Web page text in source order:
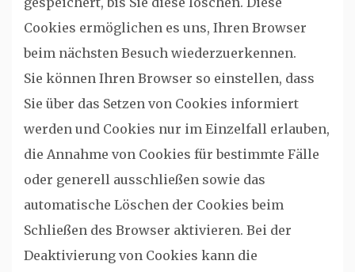
Cookies ermöglichen es uns, Ihren Browser
beim nächsten Besuch wiederzuerkennen.
Sie können Ihren Browser so einstellen, dass
Sie über das Setzen von Cookies informiert
werden und Cookies nur im Einzelfall erlauben,
die Annahme von Cookies für bestimmte Fälle
oder generell ausschließen sowie das
automatische Löschen der Cookies beim
Schließen des Browser aktivieren. Bei der
Deaktivierung von Cookies kann die